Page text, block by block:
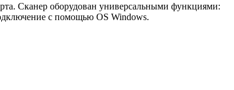
Сканер оборудован универсальными функциями:
с помощью OS Windows.